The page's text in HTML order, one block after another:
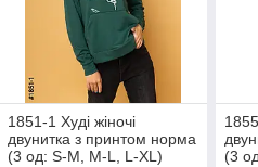
1851-1 Худі жіночі
двунитка з принтом норма
(3 од: S-M, M-L, L-XL)
(3